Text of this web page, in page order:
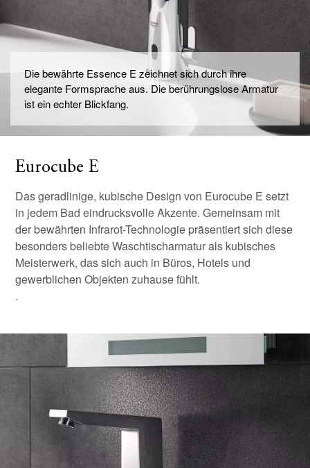
Die bewährte Essence E zeichnet sich durch ihre
elegante Formsprache aus. Die berührungslose Armatur
ist ein echter Blickfang.
Eurocube E
Das geradlinige, kubische Design von Eurocube E setzt
in jedem Bad eindrucksvolle Akzente. Gemeinsam mit
der bewährten Infrarot-Technologie präsentiert sich diese
besonders beliebte Waschtischarmatur als kubisches
Meisterwerk, das sich auch in Büros, Hotels und
gewerblichen Objekten zuhause fühlt.
.